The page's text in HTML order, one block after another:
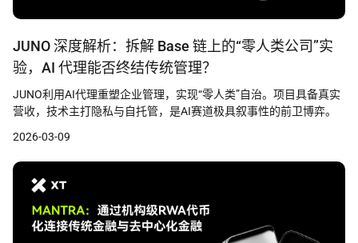
JUNO 深度解析：拆解 Base 链上的“零人类公司”实
验，AI 代理能否终结传统管理？
JUNO利用AI代理重塑企业管理，实现“零人类”自治。项目具备真实
营收，技术主打隐私与自托管，是AI赛道极具叙事性的前卫博弈。
2026-03-09